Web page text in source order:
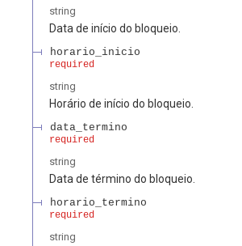
string
Data de início do bloqueio.
horario_inicio
required
string
Horário de início do bloqueio.
data_termino
required
string
Data de término do bloqueio.
horario_termino
required
string